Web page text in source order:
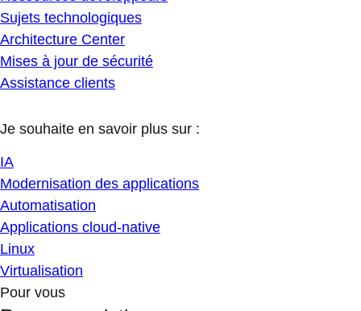
Sujets technologiques
Architecture Center
Mises à jour de sécurité
Assistance clients
Je souhaite en savoir plus sur :
IA
Modernisation des applications
Automatisation
Applications cloud-native
Linux
Virtualisation
Pour vous